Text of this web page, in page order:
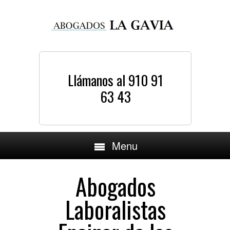
Llámanos al 910 91
63 43
Menu
Abogados
Laboralistas